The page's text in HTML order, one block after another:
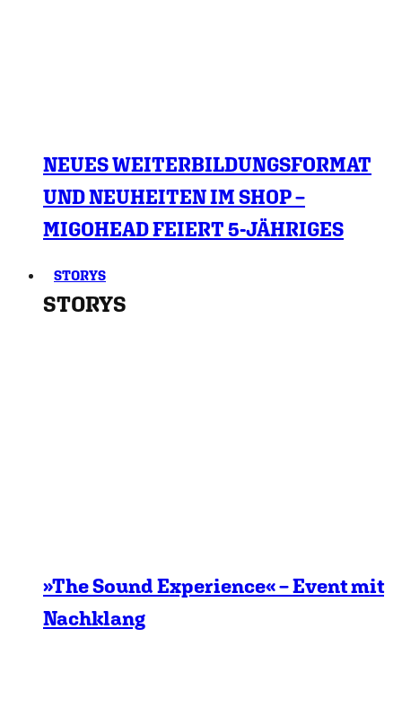
NEUES WEITERBILDUNGSFORMAT
UND NEUHEITEN IM SHOP –
MIGOHEAD FEIERT 5-JÄHRIGES
STORYS
STORYS
»The Sound Experience« – Event mit
Nachklang